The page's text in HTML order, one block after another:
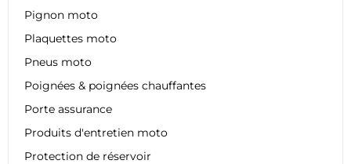
Pignon moto
Plaquettes moto
Pneus moto
Poignées & poignées chauffantes
Porte assurance
Produits d'entretien moto
Protection de réservoir